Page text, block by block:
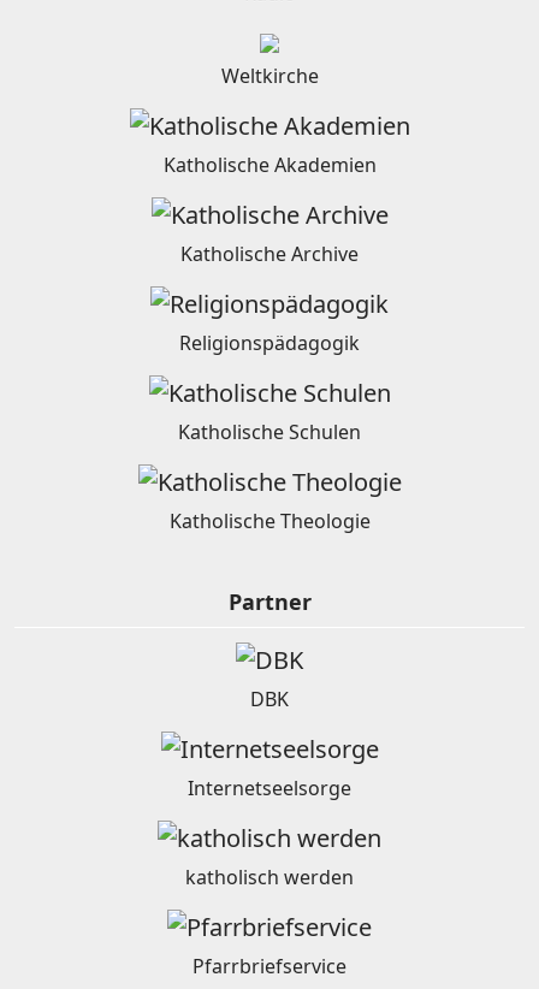
Weltkirche
Katholische Akademien
Katholische Archive
Religionspädagogik
Katholische Schulen
Katholische Theologie
Partner
DBK
Internetseelsorge
katholisch werden
Pfarrbriefservice